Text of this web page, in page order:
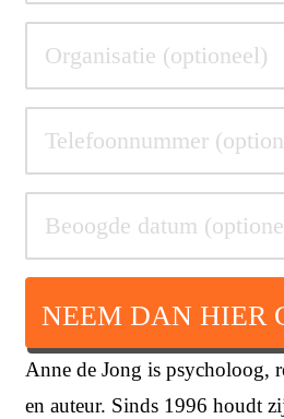
Anne de Jong is psycholoog,
en auteur. Sinds 1996 houdt